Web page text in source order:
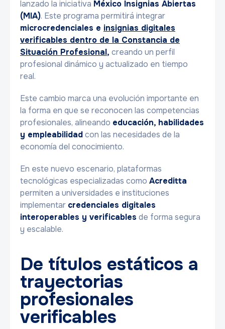
lanzado la iniciativa México Insignias Abiertas
(MIA). Este programa permitirá integrar
microcredenciales e insignias digitales
verificables dentro de la Constancia de
Situación Profesional, creando un perfil
profesional dinámico y actualizado en tiempo
real.
Este cambio marca una evolución importante en
la forma en que se reconocen las competencias
profesionales, alineando educación, habilidades
y empleabilidadcon las necesidades de la
economía del conocimiento.
En este nuevo escenario, plataformas
tecnológicas especializadas como Acreditta
permiten a universidades e instituciones
implementar credenciales digitales
interoperables y verificables de forma segura
y escalable.
De títulos estáticos a
trayectorias
profesionales
verificables